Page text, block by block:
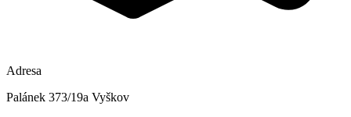
Adresa
Palánek 373/19a Vyškov